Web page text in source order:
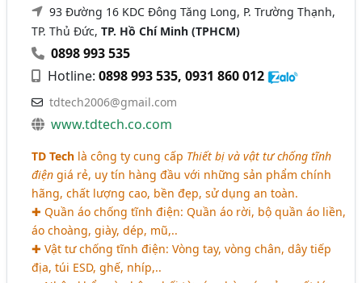
93 Đường 16 KDC Đông Tăng Long, P. Trường Thạnh,
TP. Thủ Đức,TP. Hồ Chí Minh (TPHCM)
0898 993 535
Hotline:0898 993 535, 0931 860 012
tdtech2006@gmail.com
www.tdtech.co.com
TD Tech là công ty cung cấp Thiết bị và vật tư chống tĩnh
điện giá rẻ, uy tín hàng đầu với những sản phẩm chính
hãng, chất lượng cao, bền đẹp, sử dụng an toàn.
✚ Quần áo chống tĩnh điện: Quần áo rời, bộ quần áo liền,
áo choàng, giày, dép, mũ,..
✚ Vật tư chống tĩnh điện: Vòng tay, vòng chân, dây tiếp
địa, túi ESD, ghế, nhíp,..